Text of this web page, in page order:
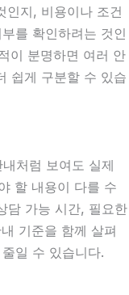
인지, 비용이나 조건
를 확인하려는 것인
이 분명하면 여러 안
쉽게 구분할 수 있습
처럼 보여도 실제
할 내용이 다를 수
담 가능 시간, 필요한
기준을 함께 살펴
일 수 있습니다.